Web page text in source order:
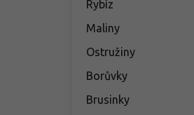
Rybíz
Maliny
Ostružiny
Borůvky
Brusinky